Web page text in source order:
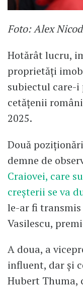
Foto: Alex
Hotărât lucru,
proprietăți
subiectul care-i
cetățenii
2025.
Două
demne de
Craiovei, care
creșterii se va
le-ar fi
Vasilescu,
A doua, a
influent, dar și
Hubert Thuma,